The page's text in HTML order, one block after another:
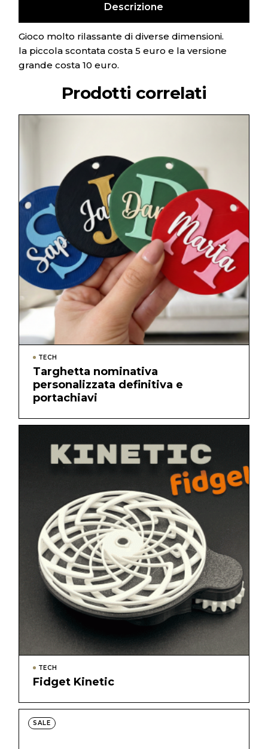
Descrizione
Gioco molto rilassante di diverse dimensioni.
la piccola scontata costa 5 euro e la versione
grande costa 10 euro.
Prodotti correlati
TECH
Targhetta nominativa
personalizzata definitiva e
portachiavi
TECH
Fidget Kinetic
SALE